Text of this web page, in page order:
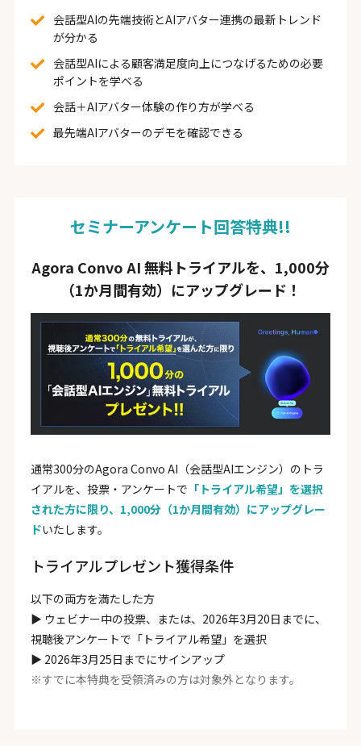
会話型AIの先端技術とAIアバター連携の最新トレンド
が分かる
会話型AIによる顧客満足度向上につなげるための必要
ポイントを学べる
会話＋AIアバター体験の作り方が学べる
最先端AIアバターのデモを確認できる
セミナーアンケート回答特典!!
Agora Convo AI 無料トライアルを、1,000分
（1か月間有効）にアップグレード！
通常300分のAgora Convo AI（会話型AIエンジン）のトラ
イアルを、投票・アンケートで 「トライアル希望」を選択
された方に限り、1,000分（1か月間有効）にアップグレー
ドいたします。
トライアルプレゼント獲得条件
以下の両方を満たした方
▶︎ ウェビナー中の投票、または、2026年3月20日までに、
視聴後アンケートで「トライアル希望」を選択
▶︎ 2026年3月25日までにサインアップ
※すでに本特典を受領済みの方は対象外となります。